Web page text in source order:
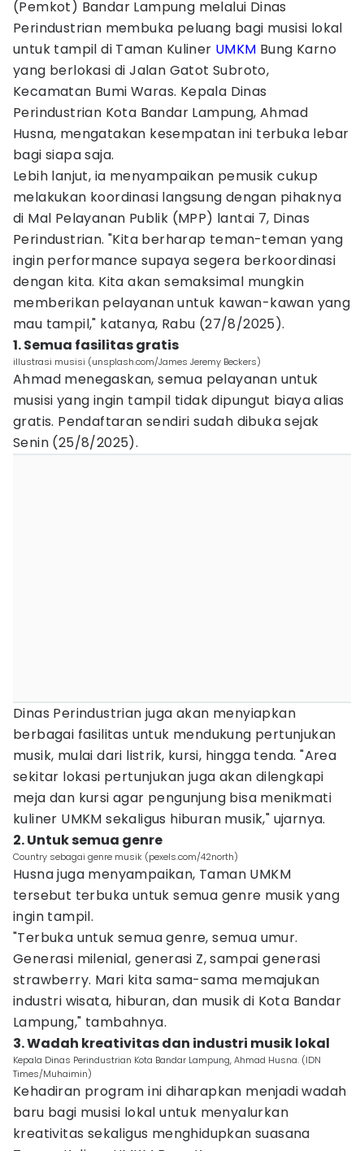
(Pemkot) Bandar Lampung melalui Dinas
Perindustrian membuka peluang bagi musisi lokal
untuk tampil di Taman Kuliner UMKM Bung Karno
yang berlokasi di Jalan Gatot Subroto,
Kecamatan Bumi Waras. Kepala Dinas
Perindustrian Kota Bandar Lampung, Ahmad
Husna, mengatakan kesempatan ini terbuka lebar
bagi siapa saja.
Lebih lanjut, ia menyampaikan pemusik cukup
melakukan koordinasi langsung dengan pihaknya
di Mal Pelayanan Publik (MPP) lantai 7, Dinas
Perindustrian. "Kita berharap teman-teman yang
ingin performance supaya segera berkoordinasi
dengan kita. Kita akan semaksimal mungkin
memberikan pelayanan untuk kawan-kawan yang
mau tampil," katanya, Rabu (27/8/2025).
1. Semua fasilitas gratis
illustrasi musisi (unsplash.com/James Jeremy Beckers)
Ahmad menegaskan, semua pelayanan untuk
musisi yang ingin tampil tidak dipungut biaya alias
gratis. Pendaftaran sendiri sudah dibuka sejak
Senin (25/8/2025).
Dinas Perindustrian juga akan menyiapkan
berbagai fasilitas untuk mendukung pertunjukan
musik, mulai dari listrik, kursi, hingga tenda. "Area
sekitar lokasi pertunjukan juga akan dilengkapi
meja dan kursi agar pengunjung bisa menikmati
kuliner UMKM sekaligus hiburan musik," ujarnya.
2. Untuk semua genre
Country sebagai genre musik (pexels.com/42north)
Husna juga menyampaikan, Taman UMKM
tersebut terbuka untuk semua genre musik yang
ingin tampil.
"Terbuka untuk semua genre, semua umur.
Generasi milenial, generasi Z, sampai generasi
strawberry. Mari kita sama-sama memajukan
industri wisata, hiburan, dan musik di Kota Bandar
Lampung," tambahnya.
3. Wadah kreativitas dan industri musik lokal
Kepala Dinas Perindustrian Kota Bandar Lampung, Ahmad Husna. (IDN
Times/Muhaimin)
Kehadiran program ini diharapkan menjadi wadah
baru bagi musisi lokal untuk menyalurkan
kreativitas sekaligus menghidupkan suasana